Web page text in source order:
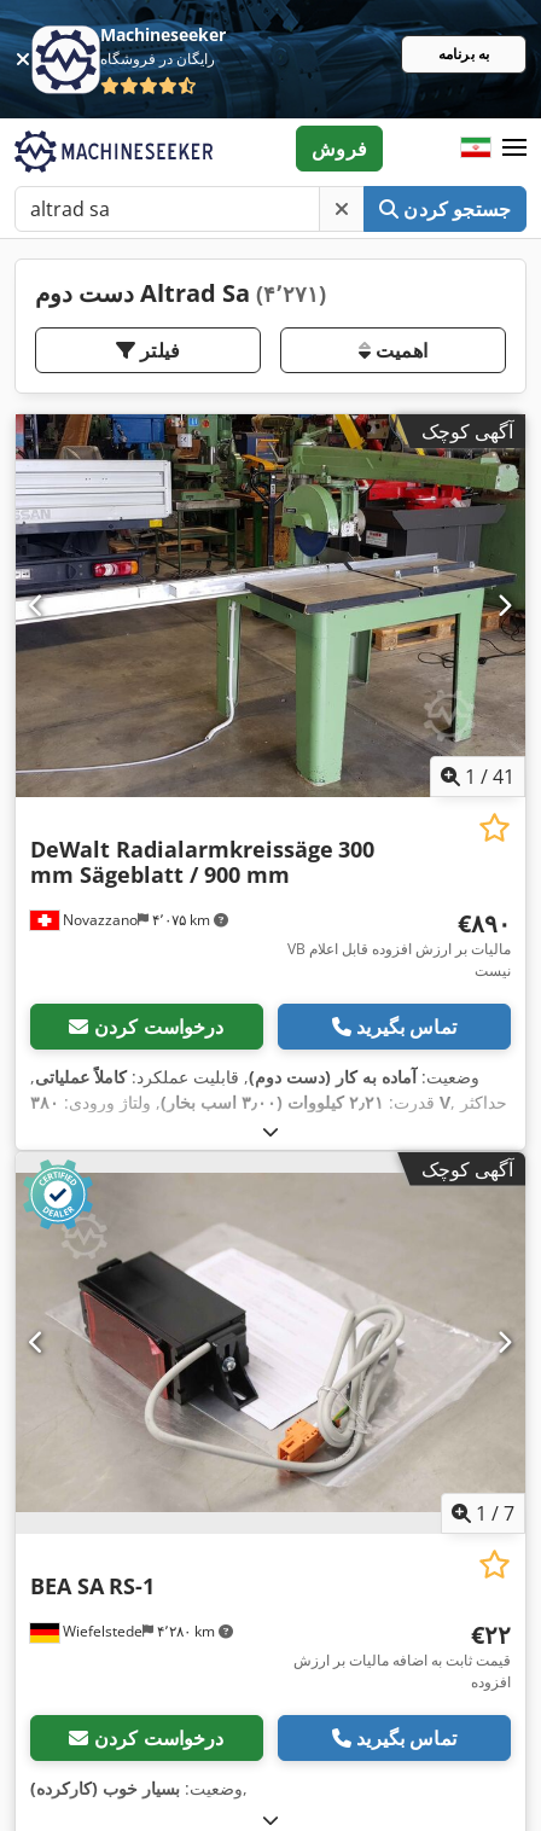
Machineseeker
رایگان در فروشگاه به برنامه
جستجو کردن
فروش
دست دوم Altrad Sa (۴٬۲۷۱)
فیلتر اهمیت
آگهی کوچک
1 /41
Novazzano ۴٬۰۷۵ km
DeWalt Radialarmkreissäge 300
mm Sägeblatt / 900 mm
‎€۸۹۰
VB مالیات بر ارزش افزوده قابل اعلام
نیست
درخواست کردن تماس بگیرید
وضعیت:آماده به کار (دست دوم), قابلیت عملکرد:کاملاً عملیاتی,
قدرت: ۲٫۲۱ کیلووات (۳٫۰۰ اسب بخار) , ولتاژ ورودی: ۳۸۰ V, حداکثر
آگهی کوچک
1 /7
Wiefelstede ۴٬۲۸۰ km
BEA SA RS-1
‎€۲۲
قیمت ثابت به اضافه مالیات بر ارزش
افزوده
درخواست کردن تماس بگیرید
وضعیت: بسیار خوب (کارکرده) ,